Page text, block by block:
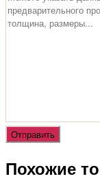
Похожие